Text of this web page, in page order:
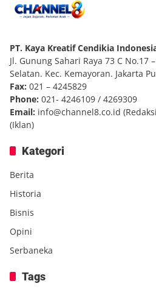
PT. Kaya Kreatif Cendikia
Jl. Gunung Sahari Raya 73 C No.17
Selatan. Kec. Kemayoran. Jakarta
Fax: 021 – 4245829
Phone: 021- 4246109 / 4269309
Email: info@channel8.co.id
(Iklan)
Kategori
Berita
Historia
Bisnis
Opini
Serbaneka
Tags